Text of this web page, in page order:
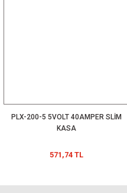
PLX-200-5 5VOLT 40AMPER SLİM
KASA
571,74 TL